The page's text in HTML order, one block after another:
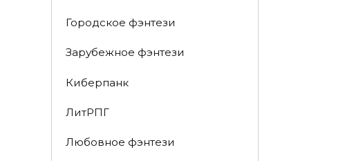
Городское фэнтези
Зарубежное фэнтези
Киберпанк
ЛитРПГ
Любовное фэнтези